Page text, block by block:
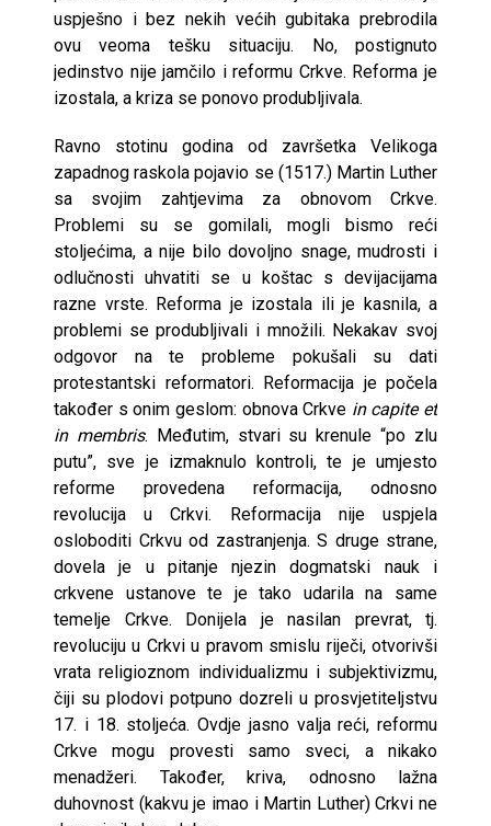
uspješno i bez nekih većih gubitaka prebrodila
ovu veoma tešku situaciju. No, postignuto
jedinstvo nije jamčilo i reformu Crkve. Reforma je
izostala, a kriza se ponovo produbljivala.
Ravno stotinu godina od završetka Velikoga
zapadnog raskola pojavio se (1517.) Martin Luther
sa svojim zahtjevima za obnovom Crkve.
Problemi su se gomilali, mogli bismo reći
stoljećima, a nije bilo dovoljno snage, mudrosti i
odlučnosti uhvatiti se u koštac s devijacijama
razne vrste. Reforma je izostala ili je kasnila, a
problemi se produbljivali i množili. Nekakav svoj
odgovor na te probleme pokušali su dati
protestantski reformatori. Reformacija je počela
također s onim geslom: obnova Crkve in capite et
in membris. Međutim, stvari su krenule “po zlu
putu”, sve je izmaknulo kontroli, te je umjesto
reforme provedena reformacija, odnosno
revolucija u Crkvi. Reformacija nije uspjela
osloboditi Crkvu od zastranjenja. S druge strane,
dovela je u pitanje njezin dogmatski nauk i
crkvene ustanove te je tako udarila na same
temelje Crkve. Donijela je nasilan prevrat, tj.
revoluciju u Crkvi u pravom smislu riječi, otvorivši
vrata religioznom individualizmu i subjektivizmu,
čiji su plodovi potpuno dozreli u prosvjetiteljstvu
17. i 18. stoljeća. Ovdje jasno valja reći, reformu
Crkve mogu provesti samo sveci, a nikako
menadžeri. Također, kriva, odnosno lažna
duhovnost (kakvu je imao i Martin Luther) Crkvi ne